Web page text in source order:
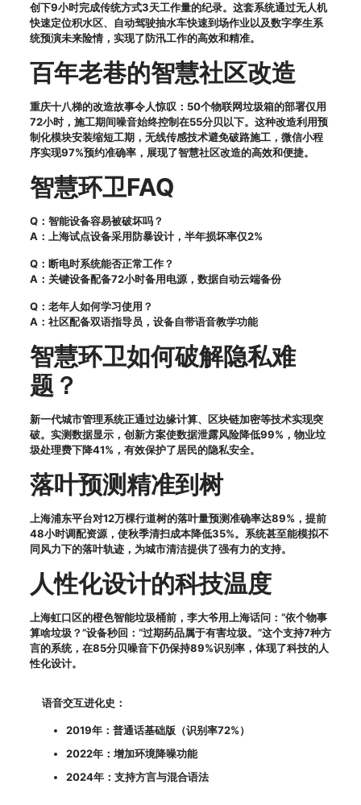
创下9小时完成传统方式3天工作量的纪录。这套系统通过无人机
快速定位积水区、自动驾驶抽水车快速到场作业以及数字孪生系
统预演未来险情，实现了防汛工作的高效和精准。
百年老巷的智慧社区改造
重庆十八梯的改造故事令人惊叹：50个物联网垃圾箱的部署仅用
72小时，施工期间噪音始终控制在55分贝以下。这种改造利用预
制化模块安装缩短工期，无线传感技术避免破路施工，微信小程
序实现97%预约准确率，展现了智慧社区改造的高效和便捷。
智慧环卫FAQ
Q：智能设备容易被破坏吗？
A：上海试点设备采用防暴设计，半年损坏率仅2%
Q：断电时系统能否正常工作？
A：关键设备配备72小时备用电源，数据自动云端备份
Q：老年人如何学习使用？
A：社区配备双语指导员，设备自带语音教学功能
智慧环卫如何破解隐私难
题？
新一代城市管理系统正通过边缘计算、区块链加密等技术实现突
破。实测数据显示，创新方案使数据泄露风险降低99%，物业垃
圾处理费下降41%，有效保护了居民的隐私安全。
落叶预测精准到树
上海浦东平台对12万棵行道树的落叶量预测准确率达89%，提前
48小时调配资源，使秋季清扫成本降低35%。系统甚至能模拟不
同风力下的落叶轨迹，为城市清洁提供了强有力的支持。
人性化设计的科技温度
上海虹口区的橙色智能垃圾桶前，李大爷用上海话问：“依个物事
算啥垃圾？”设备秒回：“过期药品属于有害垃圾。”这个支持7种方
言的系统，在85分贝噪音下仍保持89%识别率，体现了科技的人
性化设计。
语音交互进化史：
2019年：普通话基础版（识别率72%）
2022年：增加环境降噪功能
2024年：支持方言与混合语法